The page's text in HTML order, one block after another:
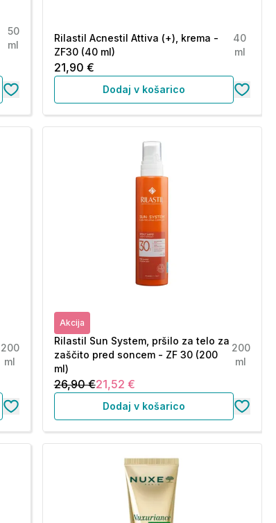
50
ml
Rilastil Acnestil Attiva (+), krema -
ZF30 (40 ml)
40
ml
21,90 €
Dodaj v košarico
200
ml
Akcija
Rilastil Sun System, pršilo za telo za
zaščito pred soncem - ZF 30 (200
ml)
200
ml
26,90 €21,52 €
Dodaj v košarico